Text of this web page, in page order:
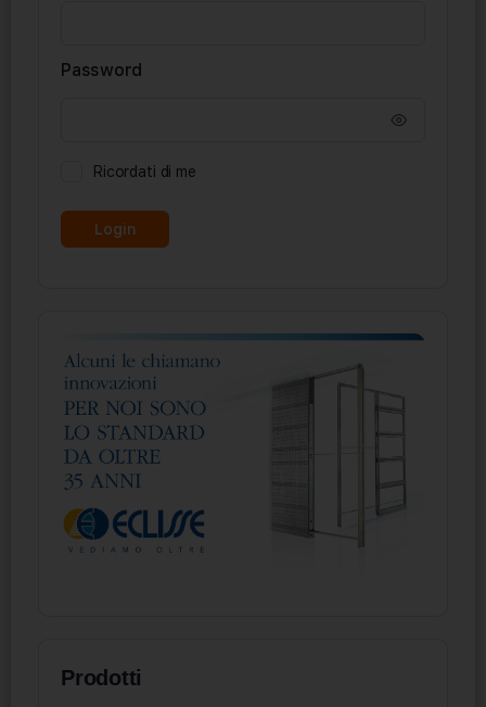
Password
Ricordati di me
Prodotti